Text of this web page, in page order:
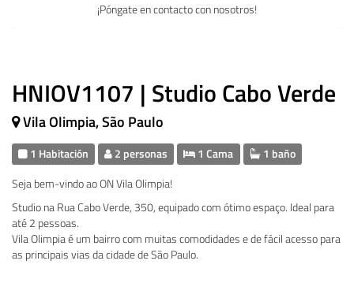
HNIOV1107 | Studio Cabo Verde
Vila Olimpia, São Paulo
1 Habitación 2 personas 1 Cama 1 baño
Seja bem-vindo ao ON Vila Olimpia!
Studio na Rua Cabo Verde, 350, equipado com ótimo espaço. Ideal para
até 2 pessoas.
Vila Olimpia é um bairro com muitas comodidades e de fácil acesso para
as principais vias da cidade de São Paulo.
¡Póngate en contacto con nosotros!